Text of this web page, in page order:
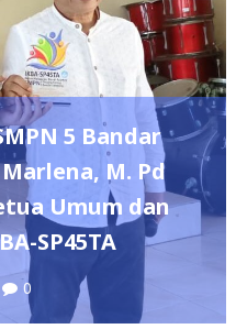
PEMKAB PESISIR
INKLUSI
150 GURU DAN
POLIS
JIWA
5, 2026